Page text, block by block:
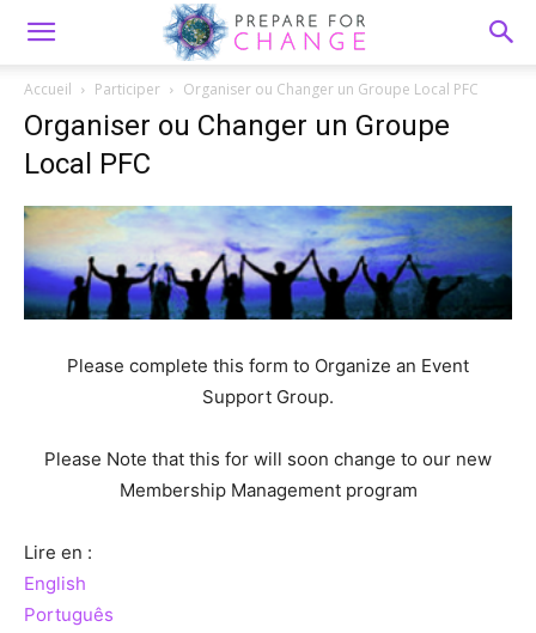
Accueil Participer Organiser ou Changer un Groupe Local PFC
Organiser ou Changer un Groupe
Local PFC
Please complete this form to Organize an Event
Support Group.
Please Note that this for will soon change to our new
Membership Management program
Lire en :
English
Português